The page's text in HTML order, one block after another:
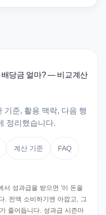
당금 얼마? — 비교계산
기준, 활용 맥락, 다음 행
정리했습니다.
계산 기준 FAQ
서 성과급을 받으면 '이 돈을
. 전액 소비하기엔 아깝고, 그
줄어듭니다. 성과급 시즌마